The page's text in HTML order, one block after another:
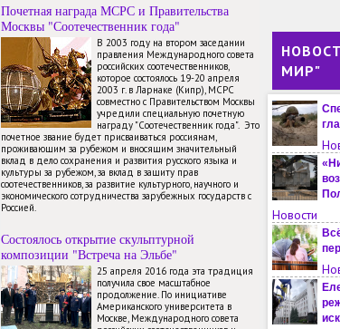
Почетная награда МСРС и Правительства
Москвы "Соотечественник года"
В 2003 году на втором заседании
правления Международного совета
российских соотечественников,
которое состоялось 19-20 апреля
2003 г. в Ларнаке (Кипр), МСРС
совместно с Правительством Москвы
учредили специальную почетную
награду "Соотечественник года". Это
почетное звание будет присваиваться россиянам,
проживающим за рубежом и вносящим значительный
вклад в дело сохранения и развития русского языка и
культуры за рубежом, за вклад в защиту прав
соотечественников, за развитие культурного, научного и
экономического сотрудничества зарубежных государств с
Россией.
Состоялось открытие скульптурной
композиции "Встреча на Эльбе"
25 апреля 2016 года эта традиция
получила свое масштабное
продолжение. По инициативе
Американского университета в
Москве, Международного совета
МИР"
и
Оверчук
Новости
Новости